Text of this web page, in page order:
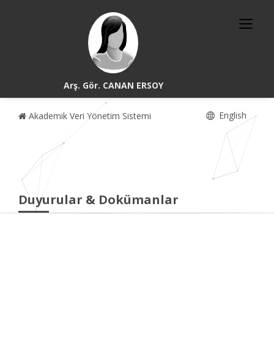
Arş. Gör. CANAN ERSOY
Akademik Veri Yönetim Sistemi English
Duyurular & Dokümanlar